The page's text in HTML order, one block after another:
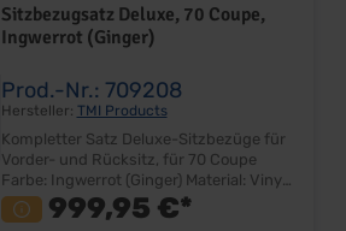
Rücksitzgestell Hinweis: Bei Umrüstung
von Standard auf Deluxe-Interior
Artikelnummer 702299 zur Montage
Sitzbezugsatz Deluxe, 70 Coupe,
Ingwerrot (Ginger)
Prod.-Nr.: 709208
Hersteller: TMI Products
Kompletter Satz Deluxe-Sitzbezüge für
Vorder- und Rücksitz, für 70 Coupe
Farbe: Ingwerrot (Ginger) Material: Vinyl
Sehr gute Qualität Farbe und Design
entspricht dem Original Bezugsatz für
999,95 €*